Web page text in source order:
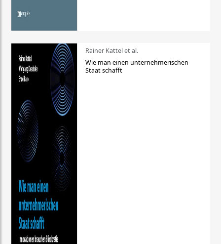
Rainer Kattel et al.
Wie man einen unternehmerischen
Staat schafft